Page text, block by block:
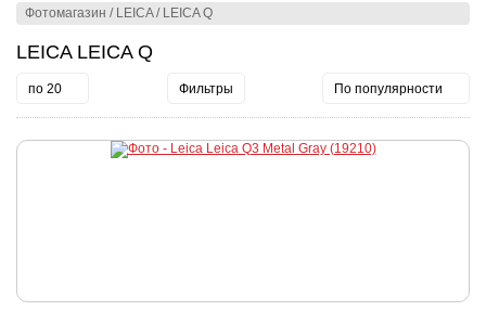
Фотомагазин / LEICA / LEICA Q
LEICA LEICA Q
по 20 Фильтры По популярности